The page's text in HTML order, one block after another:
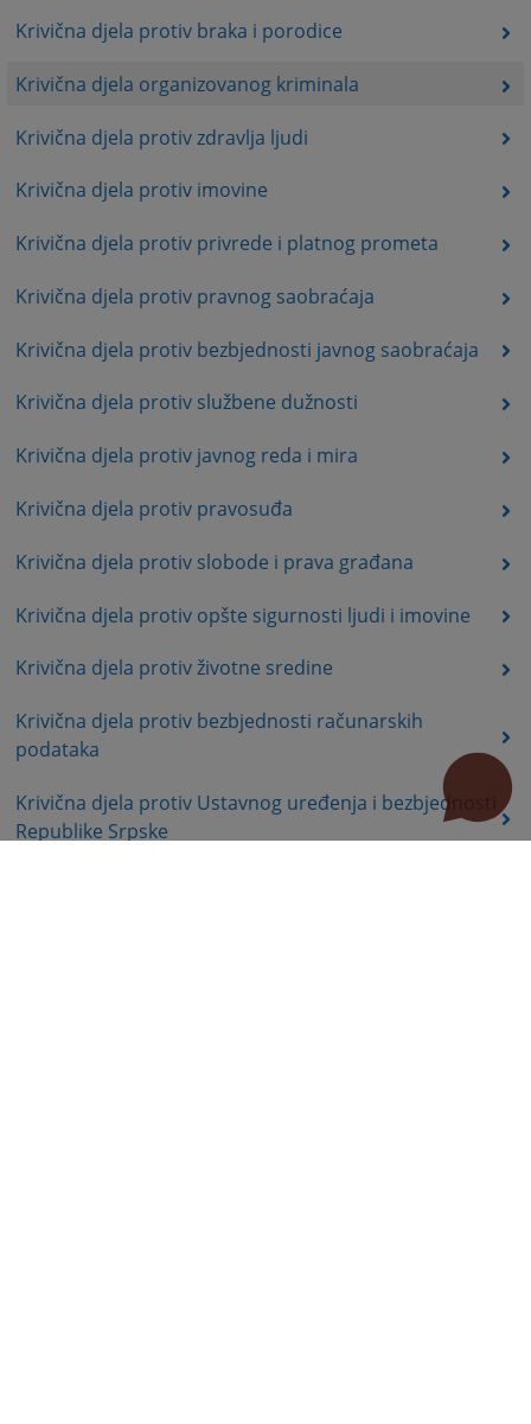
Krivična djela protiv braka i porodice
Krivična djela organizovanog kriminala
Krivična djela protiv zdravlja ljudi
Krivična djela protiv imovine
Krivična djela protiv privrede i platnog prometa
Krivična djela protiv pravnog saobraćaja
Krivična djela protiv bezbjednosti javnog saobraćaja
Krivična djela protiv službene dužnosti
Krivična djela protiv javnog reda i mira
Krivična djela protiv pravosuđa
Krivična djela protiv slobode i prava građana
Krivična djela protiv opšte sigurnosti ljudi i imovine
Krivična djela protiv životne sredine
Krivična djela protiv bezbjednosti računarskih
podataka
Krivična djela protiv Ustavnog uređenja i bezbjednosti
Republike Srpske